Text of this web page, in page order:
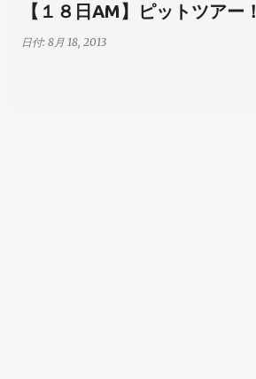
【１８日AM】ピットツアー！
日付: 8月 18, 2013